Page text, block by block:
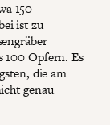
150
ist zu
100 Opfern. Es
die am
genau